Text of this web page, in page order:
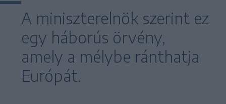
A miniszterelnök szerint ez
egy háborús örvény,
amely a mélybe ránthatja
Európát.